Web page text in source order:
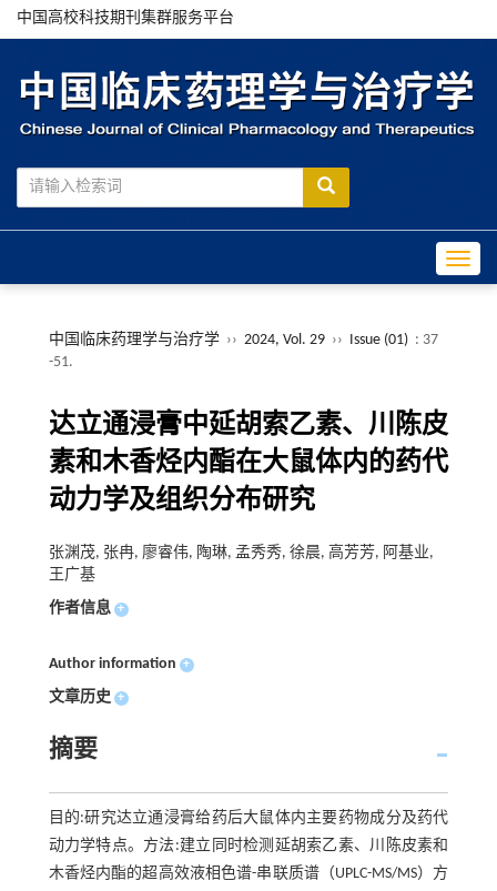
中国高校科技期刊集群服务平台
中国临床药理学与治疗学 ›› 2024, Vol. 29 ›› Issue (01) : 37
-51.
达立通浸膏中延胡索乙素、川陈皮
素和木香烃内酯在大鼠体内的药代
动力学及组织分布研究
张渊茂, 张冉, 廖睿伟, 陶琳, 孟秀秀, 徐晨, 高芳芳, 阿基业,
王广基
作者信息 +
Author information +
文章历史 +
摘要
目的:研究达立通浸膏给药后大鼠体内主要药物成分及药代
动力学特点。方法:建立同时检测延胡索乙素、川陈皮素和
木香烃内酯的超高效液相色谱-串联质谱（UPLC-MS/MS）方